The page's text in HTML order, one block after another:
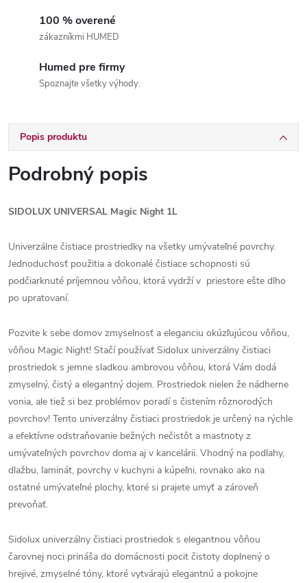
100 % overené
zákazníkmi HUMED
Humed pre firmy
Spoznajte všetky výhody.
Popis produktu
Podrobný popis
SIDOLUX UNIVERSAL Magic Night 1L
Univerzálne čistiace prostriedky na všetky umývateľné povrchy.
Jednoduchosť použitia a dokonalé čistiace schopnosti sú
podčiarknuté príjemnou vôňou, ktorá vydrží v priestore ešte dlho
po upratovaní.
Pozvite k sebe domov zmyselnosť a eleganciu okúzľujúcou vôňou,
vôňou Magic Night! Stačí používať Sidolux univerzálny čistiaci
prostriedok s jemne sladkou ambrovou vôňou, ktorá Vám dodá
zmyselný, čistý a elegantný dojem. Prostriedok nielen že nádherne
vonia, ale tiež si bez problémov poradí s čistením rôznorodých
povrchov! Tento univerzálny čistiaci prostriedok je určený na rýchle
a efektívne odstraňovanie bežných nečistôt a mastnoty z
umývateľných povrchov doma aj v kancelárii. Vhodný na podlahy,
dlažbu, laminát, povrchy v kuchyni a kúpeľni, rovnako ako na
ostatné umývateľné plochy, ktoré si prajete umyť a zároveň
prevoňať.
Sidolux univerzálny čistiaci prostriedok s elegantnou vôňou
čarovnej noci prináša do domácnosti pocit čistoty doplnený o
hrejivé, zmyselné tóny, ktoré vytvárajú elegantnú a pokojne